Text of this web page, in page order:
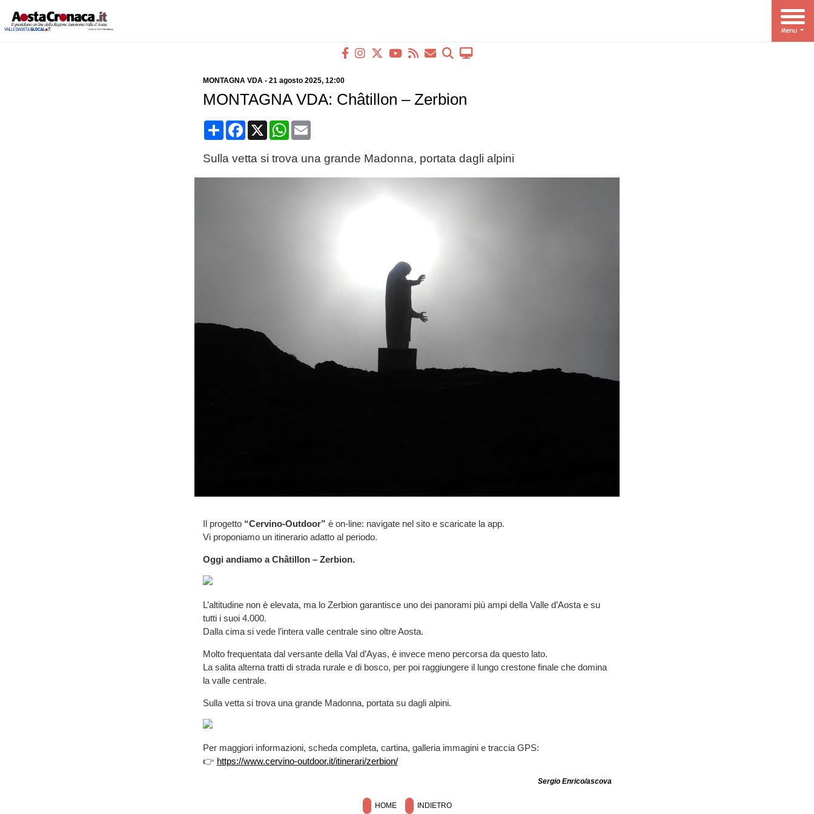
MONTAGNA VDA- 21 agosto 2025, 12:00
MONTAGNA VDA: Châtillon – Zerbion
CondividiFacebook
X WhatsApp
Email
Sulla vetta si trova una grande Madonna, portata dagli alpini
Il progetto “Cervino-Outdoor” è on-line: navigate nel sito e scaricate la app.
Vi proponiamo un itinerario adatto al periodo.
Oggi andiamo a Châtillon – Zerbion.
L’altitudine non è elevata, ma lo Zerbion garantisce uno dei panorami più ampi della Valle d’Aosta e su
tutti i suoi 4.000.
Dalla cima si vede l’intera valle centrale sino oltre Aosta.
Molto frequentata dal versante della Val d’Ayas, è invece meno percorsa da questo lato.
La salita alterna tratti di strada rurale e di bosco, per poi raggiungere il lungo crestone finale che domina
la valle centrale.
Sulla vetta si trova una grande Madonna, portata su dagli alpini.
Per maggiori informazioni, scheda completa, cartina, galleria immagini e traccia GPS:
👉 https://www.cervino-outdoor.it/itinerari/zerbion/
Sergio Enrico/ascova
HOME INDIETRO